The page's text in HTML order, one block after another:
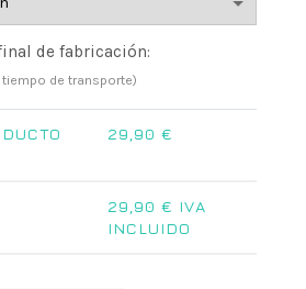
de fabricación:
de transporte)
29,90 €
29,90 € IVA
INCLUIDO